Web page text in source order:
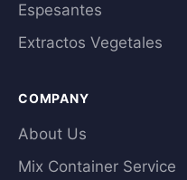
Espesantes
Extractos Vegetales
COMPANY
About Us
Mix Container Service